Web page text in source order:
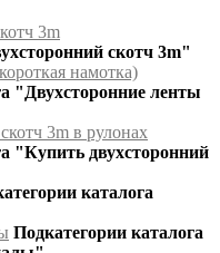
3m
скотч 3m"
намотка)
"Двухсторонние ленты
3m в рулонах
"Купить двухсторонний
каталога
Подкатегории каталога